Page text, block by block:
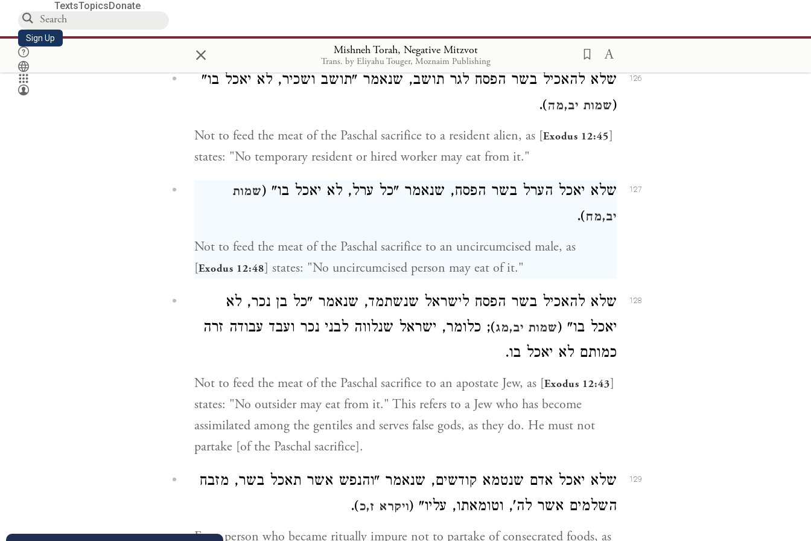
TextsTopicsDonate
Sign Up × Mishneh Torah, Negative Mitzvot
Trans. by Eliyahu Touger, Moznaim Publishing
] states: "Do not eat from it raw or boiled in water."
126
שלא להאכיל בשר הפסח לגר תושב, שנאמר "תושב ושכיר, לא יאכל בו"
(שמות יב,מה).
Not to feed the meat of the Paschal sacrifice to a resident alien, as [Exodus 12:45]
states: "No temporary resident or hired worker may eat from it."
127 שלא יאכל הערל בשר הפסח, שנאמר "כל ערל, לא יאכל בו" (שמות
יב,מח).
Not to feed the meat of the Paschal sacrifice to an uncircumcised male, as
[Exodus 12:48] states: "No uncircumcised person may eat of it."
128
שלא להאכיל בשר הפסח לישראל שנשתמד, שנאמר "כל בן נכר, לא
יאכל בו" (שמות יב,מג); כלומר, ישראל שנלווה לבני נכר ועבד עבודה זרה
כמותם לא יאכל בו.
Not to feed the meat of the Paschal sacrifice to an apostate Jew, as [Exodus 12:43]
states: "No outsider may eat from it." This refers to a Jew who has become
assimilated among the gentiles and serves false gods, as they do. He must not
partake [of the Paschal sacrifice].
129
שלא יאכל אדם שנטמא קודשים, שנאמר "והנפש אשר תאכל בשר, מזבח
השלמים אשר לה', וטומאתו, עליו" (ויקרא ז,כ).
For a person who became ritually impure not to partake of consecrated foods, as